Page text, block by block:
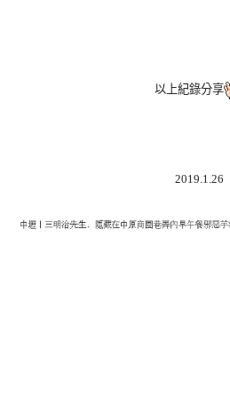
以上紀錄分享
2019.1.26